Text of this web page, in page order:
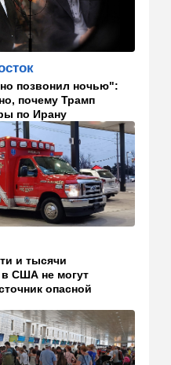
опасаются атак
в угол Путин
испытать НАТО на
Сеуты: почему
подростки не
домой
минут между
и ударом
затмение — не для
куда ехать за
зрелищем 12 августа
позвонил ночью":
почему Трамп
по Ирану
и тысячи
США не могут
опасной